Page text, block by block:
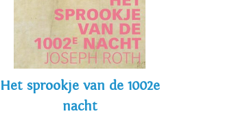
Het sprookje van de 1002e
nacht